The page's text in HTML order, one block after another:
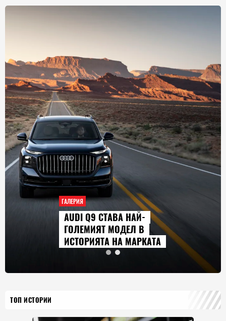
ГАЛЕРИЯ
AUDI Q9 СТАВА НАЙ-
ГОЛЕМИЯТ МОДЕЛ В
ИСТОРИЯТА НА МАРКАТА
ТОП ИСТОРИИ